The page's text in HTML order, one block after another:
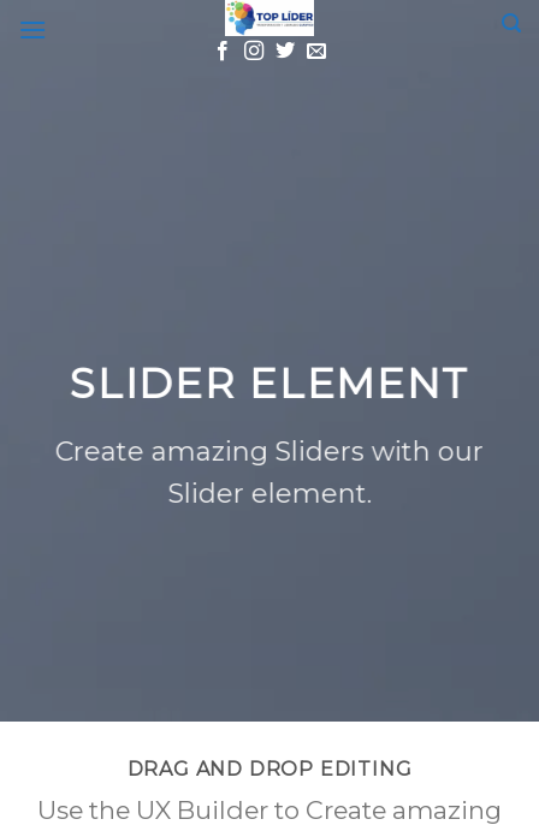
ELEMENT
amazing Sliders with our
Slider element.
DRAG AND DROP EDITING
Use the UX Builder to Create amazing